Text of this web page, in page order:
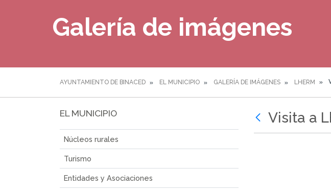
Galería de imágenes
AYUNTAMIENTO DE BINACED EL MUNICIPIO GALERÍA DE IMÁGENES LHERM
EL MUNICIPIO
Núcleos rurales
Turismo
Entidades y Asociaciones
Visita a